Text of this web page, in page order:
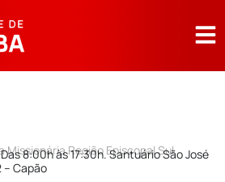
Missionária Região Episcopal Sul
8:00h às 17:30h. Santuário São José
– Capão